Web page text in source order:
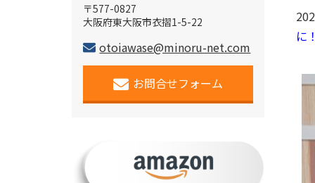
に
〒577-0827
大阪府東大阪市衣摺1-5-22
otoiawase@minoru-net.com
お問合せフォーム